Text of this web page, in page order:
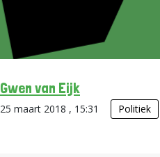
Gwen van Eijk
25 maart 2018 , 15:31 Politiek